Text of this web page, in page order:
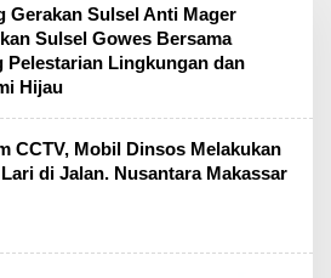
Gerakan Sulsel Anti Mager
Sulsel Gowes Bersama
Pelestarian Lingkungan dan
Hijau
CCTV, Mobil Dinsos Melakukan
di Jalan. Nusantara Makassar